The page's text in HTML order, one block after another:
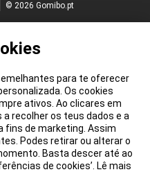
© 2026 Gomibo.pt
para te oferecer
Os cookies
ativos. Ao clicares em
recolher os teus dados e a
fins de marketing. Assim
Podes retirar ou alterar o
Basta descer até ao
de cookies’. Lê mais